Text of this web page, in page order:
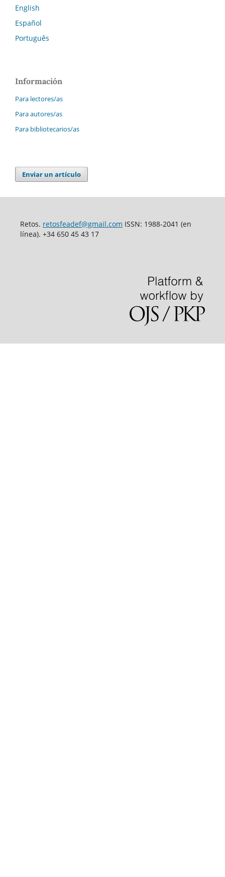
English
Español
Português
Información
Para lectores/as
Para autores/as
Para bibliotecarios/as
Enviar un artículo
Retos. retosfeadef@gmail.com ISSN: 1988-2041 (en
línea). +34 650 45 43 17